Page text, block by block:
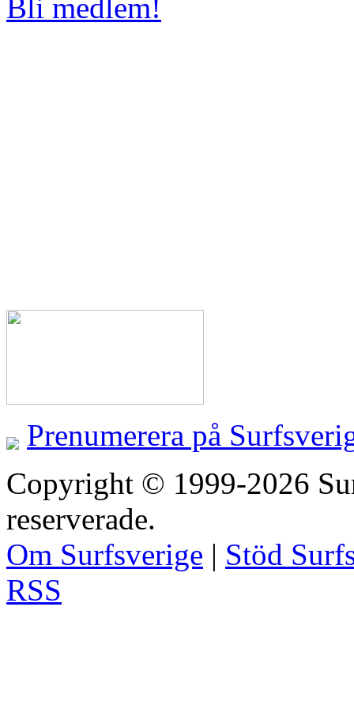
Bli medlem!
Prenumerera på
Copyright © 1999-2026
reserverade.
Om Surfsverige | Stöd
RSS